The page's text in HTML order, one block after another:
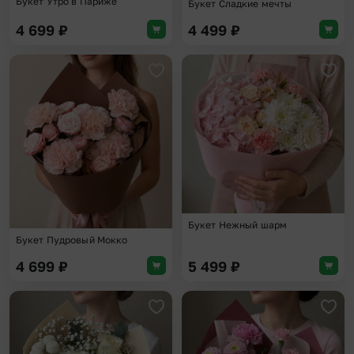
4 699 ₽
Букет Сладкие мечты
4 499 ₽
Добавить в избранное
Букет Пудровый Мокко
4 699 ₽
Букет Нежный шарм
5 499 ₽
Добавить в избранное